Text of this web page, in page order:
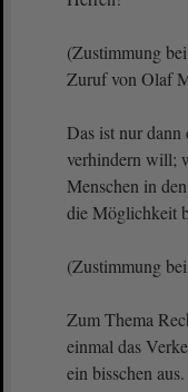
(Zustimmung
Zuruf von Olaf
Das ist nur dann
verhindern will;
Menschen in
die Möglichkeit
(Zustimmung
Zum Thema
einmal das
ein bisschen aus.